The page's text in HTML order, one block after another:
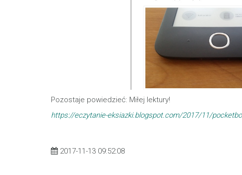
Pozostaje powiedzieć: Miłej lektury!
https://eczytanie-eksiazki.blogspot.com/2017/11/
2017-11-13 09:52:08